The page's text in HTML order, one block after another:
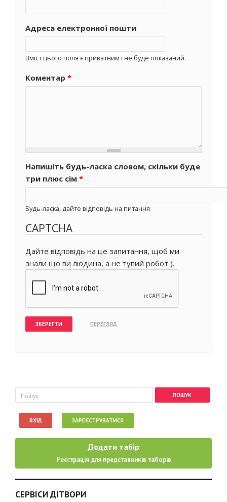
Адреса електронної пошти
Вміст цього поля є приватним і не буде показаний.
Коментар *
Напишіть будь-ласка словом, скільки буде
три плюс сім *
Будь-ласка, дайте відповідь на питання
CAPTCHA
Дайте відповідь на це запитання, щоб ми
знали що ви людина, а не тупий робот ).
Пошукова форма
Пошук
ВХІД ЗАРЕЄСТРУВАТИСЯ
Додати табір
Реєстрація для представників таборів
СЕРВІСИ ДІТВОРИ